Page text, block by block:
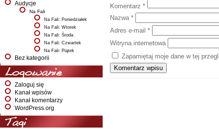
Audycje
Na Fali
Na Fali: Poniedziałek
Na Fali: Wtorek
Na Fali: Środa
Na Fali: Czwartek
Na Fali: Piątek
Bez kategorii
Logowanie
Zaloguj się
Kanał wpisów
Kanał komentarzy
WordPress.org
Tagi
Komentarz *
Nazwa *
Adres e-mail *
Witryna internetowa
Zapamiętaj moje dane w tej